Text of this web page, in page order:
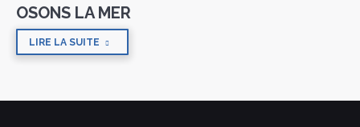
OSONS LA MER
LIRE LA SUITE